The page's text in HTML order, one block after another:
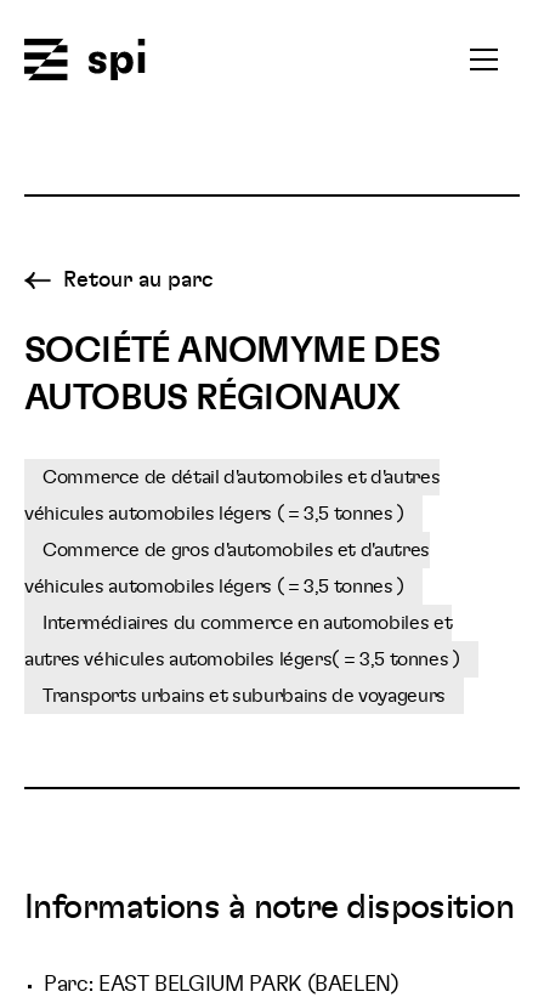
Ouvrir
Retour au parc
SOCIÉTÉ ANOMYME DES
AUTOBUS RÉGIONAUX
Commerce de détail d'automobiles et d'autres
véhicules automobiles légers ( = 3,5 tonnes )
Commerce de gros d'automobiles et d'autres
véhicules automobiles légers ( = 3,5 tonnes )
Intermédiaires du commerce en automobiles et
autres véhicules automobiles légers( = 3,5 tonnes )
Transports urbains et suburbains de voyageurs
Informations à notre disposition
Parc: EAST BELGIUM PARK (BAELEN)